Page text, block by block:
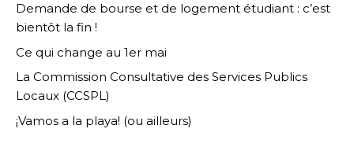
Demande de bourse et de logement étudiant : c’est
bientôt la fin !
Ce qui change au 1er mai
La Commission Consultative des Services Publics
Locaux (CCSPL)
¡Vamos a la playa! (ou ailleurs)